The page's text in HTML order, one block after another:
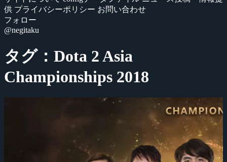
供 プライバシーポリシー お問い合わせ
フォロー
@negitaku
タグ：Dota 2 Asia
Championships 2018